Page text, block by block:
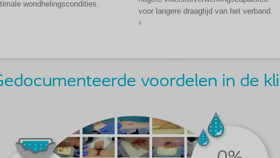
wondhelingscondities.
voor langere draagtijd van het verband.
3
voordelen in de